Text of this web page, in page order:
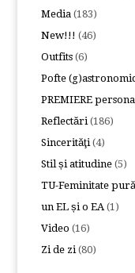
Media (183)
New!!! (46)
Outfits (6)
Pofte
PREMIERE
Reflectări(186)
Sincerităţi(4)
Stil și atitudine (5)
TU-Feminitate
un EL și o EA(1)
Video (16)
Zi de zi(80)